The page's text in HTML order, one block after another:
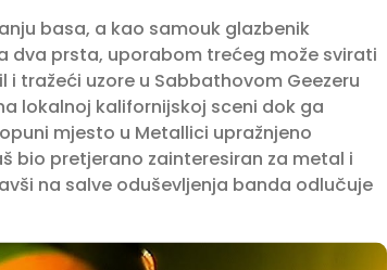
basa, a kao samouk glazbenik
dva prsta, uporabom trećeg može svirati
tražeći uzore u Sabbathovom Geezeru
lokalnoj kalifornijskoj sceni dok ga
mjesto u Metallici upražnjeno
bio pretjerano zainteresiran za metal i
na salve oduševljenja banda odlučuje